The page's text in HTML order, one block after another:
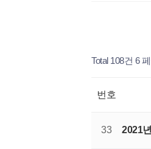
Total 108건 6
번호
33 2021